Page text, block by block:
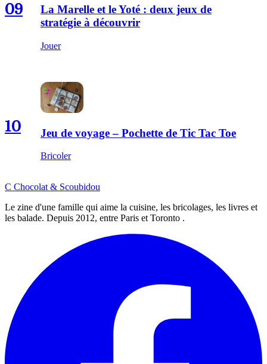
09
La Marelle et le Yoté : deux jeux de
stratégie à découvrir
Jouer
10 Jeu de voyage – Pochette de Tic Tac Toe
Bricoler
C Chocolat & Scoubidou
Le zine d'une famille qui aime la cuisine, les bricolages, les livres et
les balade. Depuis 2012, entre Paris et Toronto .